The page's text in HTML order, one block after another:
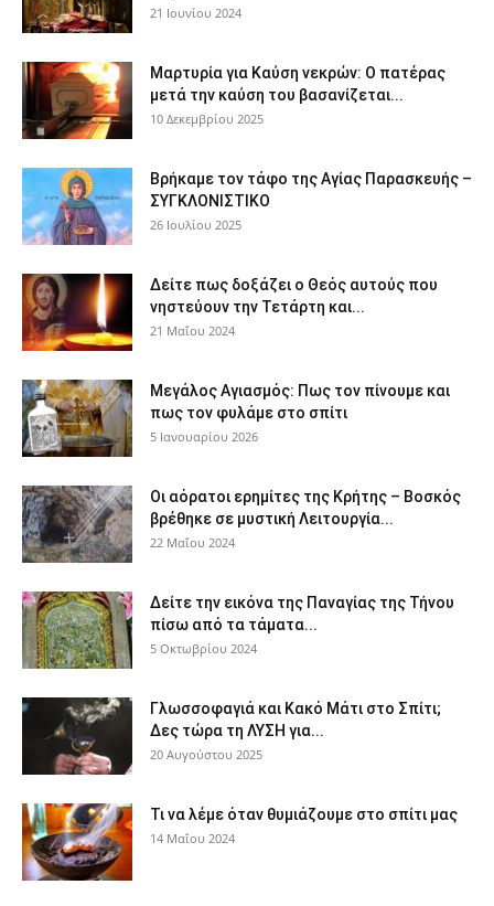
21 Ιουνίου 2024
Μαρτυρία για Καύση νεκρών: Ο πατέρας
μετά την καύση του βασανίζεται...
10 Δεκεμβρίου 2025
Βρήκαμε τον τάφο της Αγίας Παρασκευής –
ΣΥΓΚΛΟΝΙΣΤΙΚΟ
26 Ιουλίου 2025
Δείτε πως δοξάζει ο Θεός αυτούς που
νηστεύουν την Τετάρτη και...
21 Μαΐου 2024
Μεγάλος Αγιασμός: Πως τον πίνουμε και
πως τον φυλάμε στο σπίτι
5 Ιανουαρίου 2026
Οι αόρατοι ερημίτες της Κρήτης – Βοσκός
βρέθηκε σε μυστική Λειτουργία...
22 Μαΐου 2024
Δείτε την εικόνα της Παναγίας της Τήνου
πίσω από τα τάματα...
5 Οκτωβρίου 2024
Γλωσσοφαγιά και Κακό Μάτι στο Σπίτι;
Δες τώρα τη ΛΥΣΗ για...
20 Αυγούστου 2025
Τι να λέμε όταν θυμιάζουμε στο σπίτι μας
14 Μαΐου 2024